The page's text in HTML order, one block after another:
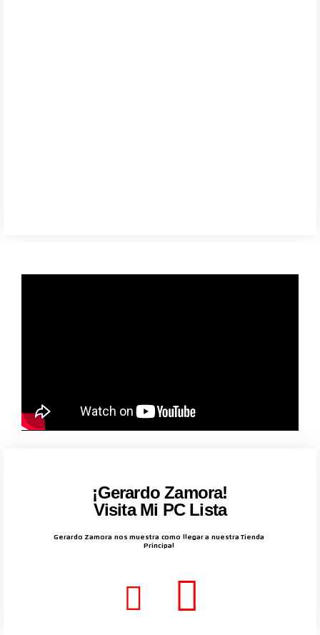
¡Gerardo Zamora!
Visita Mi PC Lista
Gerardo Zamora nos muestra como llegar a nuestra Tienda
Principal